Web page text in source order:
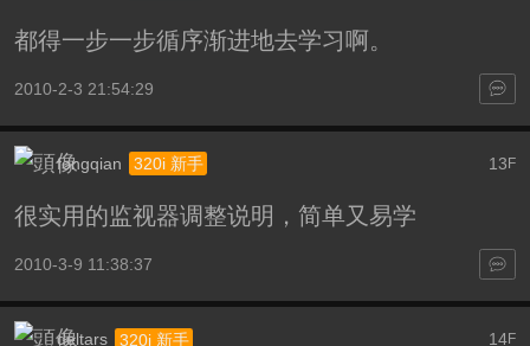
都得一步一步循序渐进地去学习啊。
2010-2-3 21:54:29
13 F
fongqian 320i 新手
很实用的监视器调整说明，简单又易学
2010-3-9 11:38:37
14F
deltars 320i 新手